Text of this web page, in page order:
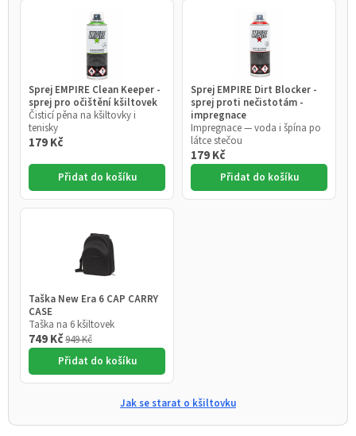
Sprej EMPIRE Clean Keeper -
sprej pro očištění kšiltovek
Čisticí pěna na kšiltovky i
tenisky
179 Kč
Přidat do košíku
Sprej EMPIRE Dirt Blocker -
sprej proti nečistotám -
impregnace
Impregnace — voda i špína po
látce stečou
179 Kč
Přidat do košíku
Taška New Era 6 CAP CARRY
CASE
Taška na 6 kšiltovek
749 Kč949 Kč
Přidat do košíku
Jak se starat o kšiltovku